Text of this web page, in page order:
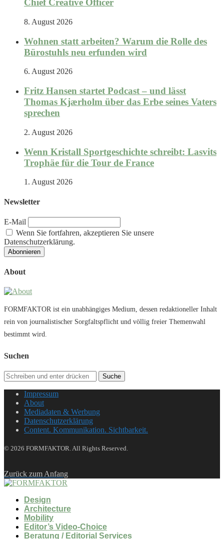
Chief Creative Officer
8. August 2026
Wohnen statt arbeiten? Warum die Rolle des
Bürostuhls neu erfunden wird
6. August 2026
Fritz Hansen startet Podcast – und lässt
Thomas Kjærholm über das Erbe seines Vaters
sprechen
2. August 2026
Wenn Kristall Sportgeschichte schreibt: Lasvits
Trophäe für die Tour de France
1. August 2026
Newsletter
E-Mail
Wenn Sie fortfahren, akzeptieren Sie unsere
Datenschutzerklärung.
About
FORMFAKTOR ist ein unabhängiges Medium, dessen redaktioneller Inhalt
rein von journalistischer Sorgfaltspflicht und völlig freier Themenwahl
bestimmt wird.
Suchen
Suche
Impressum
About
Mediadaten & Werbung
Datenschutzerklärung
Content. Kommunikation. Sichtbarkeit.
© 2026 FORMFAKTOR. All Rights Reserved.
Zurück zum Anfang
Design
Architecture
Mobility
Editor’s Video-Choice
Beratung / Editorial Services